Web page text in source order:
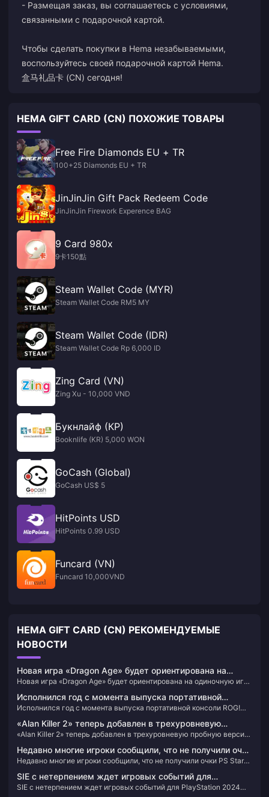
- Размещая заказ, вы соглашаетесь с условиями,
связанными с подарочной картой.
Чтобы сделать покупки в Hema незабываемыми,
воспользуйтесь своей подарочной картой Hema.
盒马礼品卡 (CN) сегодня!
HEMA GIFT CARD (CN) ПОХОЖИЕ ТОВАРЫ
Free Fire Diamonds EU + TR
100+25 Diamonds EU + TR
JinJinJin Gift Pack Redeem Code
JinJinJin Firework Experence BAG
9 Card 980x
9卡150點
Steam Wallet Code (MYR)
Steam Wallet Code RM5 MY
Steam Wallet Code (IDR)
Steam Wallet Code Rp 6,000 ID
Zing Card (VN)
Zing Xu - 10,000 VND
Букнлайф (КР)
Booknlife (KR) 5,000 WON
GoCash (Global)
GoCash US$ 5
HitPoints USD
HitPoints 0.99 USD
Funcard (VN)
Funcard 10,000VND
HEMA GIFT CARD (CN) РЕКОМЕНДУЕМЫЕ
НОВОСТИ
Новая игра «Dragon Age» будет ориентирована на
одиночную игру и не будет включать сервисы
реального времени.
Новая игра «Dragon Age» будет ориентирована на одиночную игру
Исполнился год с момента выпуска портативной
консоли ROG! Расскажите о своем опыте и получите
официальные периферийные устройства и различные
шедевры 3A!
Исполнился год с момента выпуска портативной консоли ROG!
периферийные устройства и различные шедевры 3A!
«Alan Killer 2» теперь добавлен в трехуровневую
пробную версию PS+, что позволяет вам испытать 3
часа игрового контента.
«Alan Killer 2» теперь добавлен в трехуровневую пробную версию
Недавно многие игроки сообщили, что не получили очки
PS Stars за недавно купленные игры.
Недавно многие игроки сообщили, что не получили очки PS Stars
SIE с нетерпением ждет игровых событий для
PlayStation 2024 года
SIE с нетерпением ждет игровых событий для PlayStation 2024